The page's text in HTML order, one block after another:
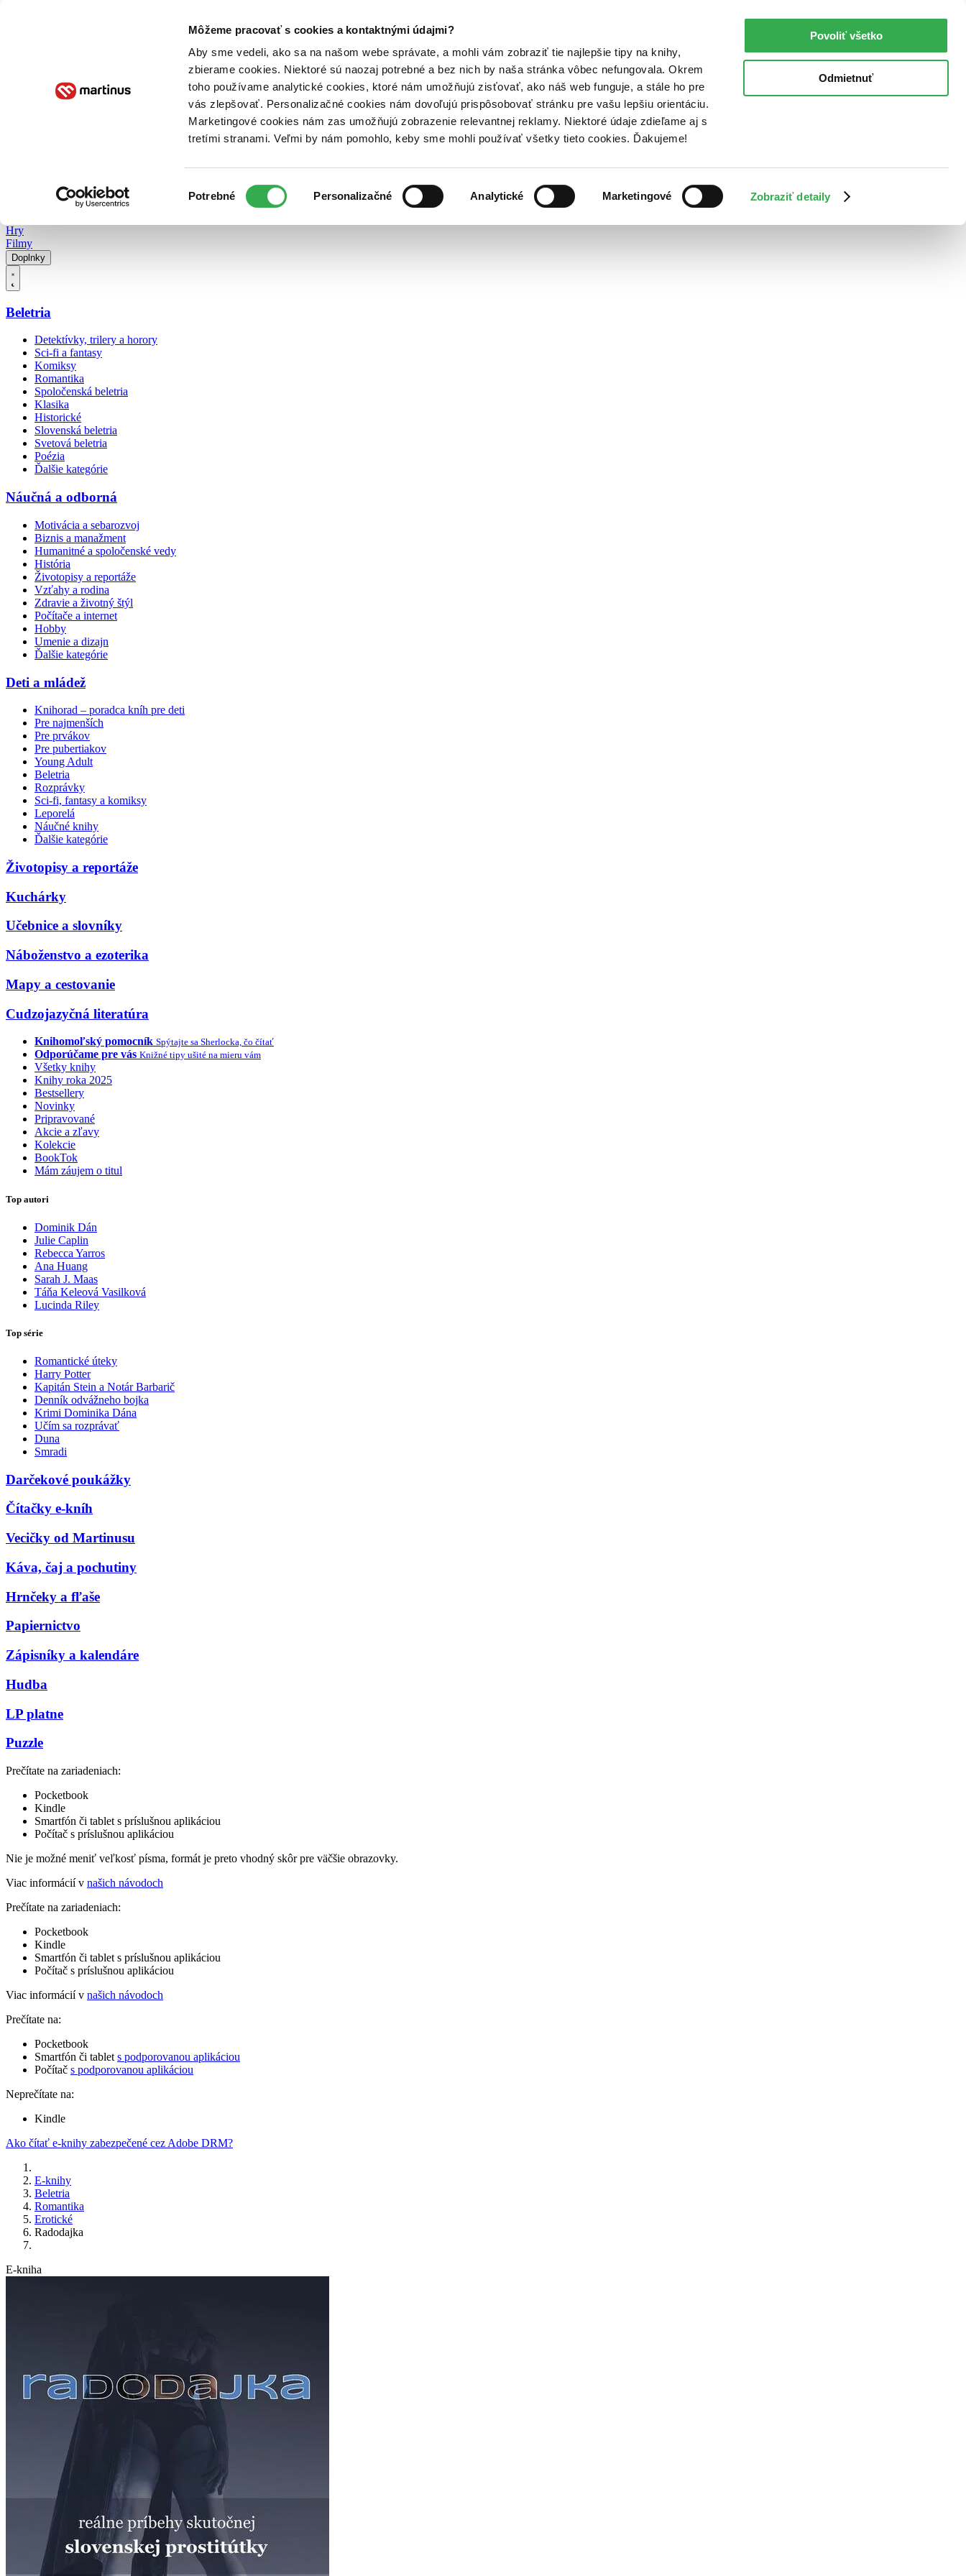
Môžeme pracovať s cookies a kontaktnými údajmi?
Aby sme vedeli, ako sa na našom webe správate, a mohli vám zobraziť tie najlepšie tipy na knihy,
zbierame cookies. Niektoré sú naozaj potrebné a bez nich by naša stránka vôbec nefungovala. Okrem
toho používame analytické cookies, ktoré nám umožňujú zisťovať, ako náš web funguje, a stále ho pre
vás zlepšovať. Personalizačné cookies nám dovoľujú prispôsobovať stránku pre vašu lepšiu orientáciu.
Marketingové cookies nám zas umožňujú zobrazenie relevantnej reklamy. Niektoré údaje zdieľame aj s
tretími stranami. Veľmi by nám pomohlo, keby sme mohli používať všetky tieto cookies. Ďakujeme!
súhlasu
Potrebné Personalizačné Analytické Marketingové Zobraziť detaily
Povoliť všetko
Odmietnuť
Poukážky Kontakt
Hry
Filmy
Doplnky
Beletria
Detektívky, trilery a horory
Sci-fi a fantasy
Komiksy
Romantika
Spoločenská beletria
Klasika
Historické
Slovenská beletria
Svetová beletria
Poézia
Ďalšie kategórie
Náučná a odborná
Motivácia a sebarozvoj
Biznis a manažment
Humanitné a spoločenské vedy
História
Životopisy a reportáže
Vzťahy a rodina
Zdravie a životný štýl
Počítače a internet
Hobby
Umenie a dizajn
Ďalšie kategórie
Deti a mládež
Knihorad – poradca kníh pre deti
Pre najmenších
Pre prvákov
Pre pubertiakov
Young Adult
Beletria
Rozprávky
Sci-fi, fantasy a komiksy
Leporelá
Náučné knihy
Ďalšie kategórie
Životopisy a reportáže
Kuchárky
Učebnice a slovníky
Náboženstvo a ezoterika
Mapy a cestovanie
Cudzojazyčná literatúra
Knihomoľský pomocník Spýtajte sa Sherlocka, čo čítať
Odporúčame pre vás Knižné tipy ušité na mieru vám
Všetky knihy
Knihy roka 2025
Bestsellery
Novinky
Pripravované
Akcie a zľavy
Kolekcie
BookTok
Mám záujem o titul
Top autori
Dominik Dán
Julie Caplin
Rebecca Yarros
Ana Huang
Sarah J. Maas
Táňa Keleová Vasilková
Lucinda Riley
Top série
Romantické úteky
Harry Potter
Kapitán Stein a Notár Barbarič
Denník odvážneho bojka
Krimi Dominika Dána
Učím sa rozprávať
Duna
Smradi
Darčekové poukážky
Čítačky e-kníh
Vecičky od Martinusu
Káva, čaj a pochutiny
Hrnčeky a fľaše
Papiernictvo
Zápisníky a kalendáre
Hudba
LP platne
Puzzle
Prečítate na zariadeniach:
Pocketbook
Kindle
Smartfón či tablet s príslušnou aplikáciou
Počítač s príslušnou aplikáciou
Nie je možné meniť veľkosť písma, formát je preto vhodný skôr pre väčšie obrazovky.
Viac informácií v našich návodoch
Prečítate na zariadeniach:
Pocketbook
Kindle
Smartfón či tablet s príslušnou aplikáciou
Počítač s príslušnou aplikáciou
Viac informácií v našich návodoch
Prečítate na:
Pocketbook
Smartfón či tablet s podporovanou aplikáciou
Počítač s podporovanou aplikáciou
Neprečítate na:
Kindle
Ako čítať e-knihy zabezpečené cez Adobe DRM?
E-knihy
Beletria
Romantika
Erotické
Radodajka
E-kniha